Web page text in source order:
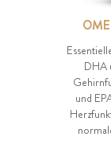
DHA
und